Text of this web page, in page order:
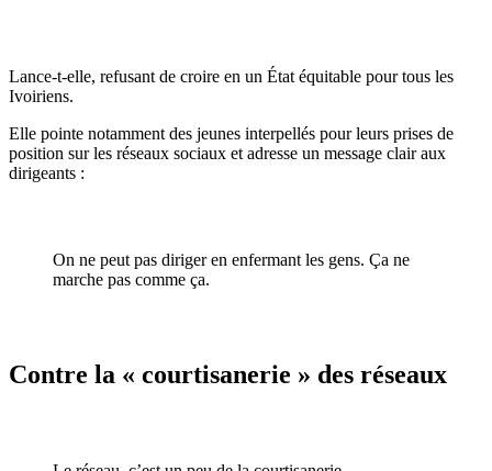
Lance-t-elle, refusant de croire en un État équitable pour tous les
Ivoiriens.
Elle pointe notamment des jeunes interpellés pour leurs prises de
position sur les réseaux sociaux et adresse un message clair aux
dirigeants :
On ne peut pas diriger en enfermant les gens. Ça ne
marche pas comme ça.
Contre la « courtisanerie » des réseaux